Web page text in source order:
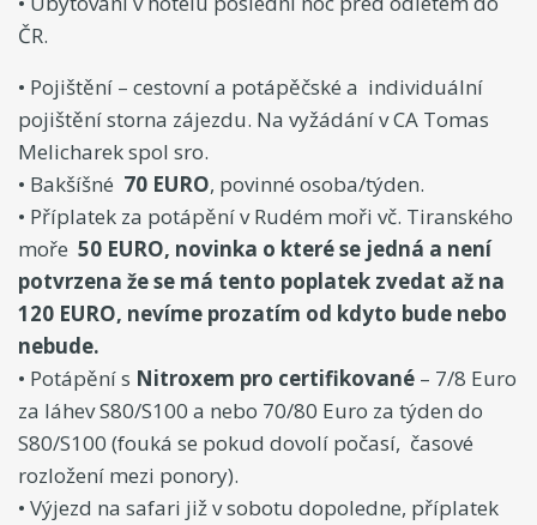
ČR.
• Pojištění – cestovní a potápěčské a individuální
pojištění storna zájezdu. Na vyžádání v CA Tomas
Melicharek spol sro.
• Bakšíšné 70 EURO, povinné osoba/týden.
• Příplatek za potápění v Rudém moři vč. Tiranského
moře 50 EURO, novinka o které se jedná a není
potvrzena že se má tento poplatek zvedat až na
120 EURO, nevíme prozatím od kdyto bude nebo
nebude.
• Potápění s Nitroxem pro certifikované – 7/8 Euro
za láhev S80/S100 a nebo 70/80 Euro za týden do
S80/S100 (fouká se pokud dovolí počasí, časové
rozložení mezi ponory).
• Výjezd na safari již v sobotu dopoledne, příplatek